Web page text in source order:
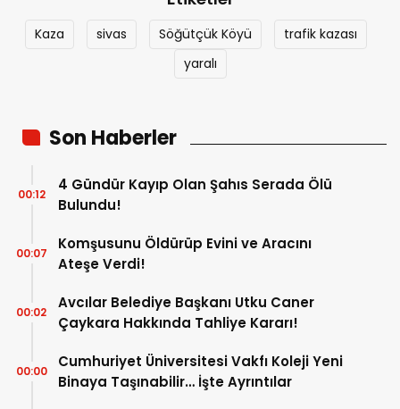
Kaza sivas Söğütçük Köyü
trafik kazası
yaralı
Son Haberler
4 Gündür Kayıp Olan Şahıs Serada Ölü
Bulundu!
00:12
Komşusunu Öldürüp Evini ve Aracını
Ateşe Verdi!
00:07
Avcılar Belediye Başkanı Utku Caner
Çaykara Hakkında Tahliye Kararı!
00:02
Cumhuriyet Üniversitesi Vakfı Koleji Yeni
Binaya Taşınabilir… İşte Ayrıntılar
00:00